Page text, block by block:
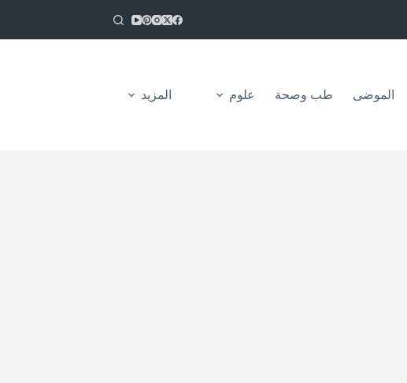
الموضى طب وصحة علوم المزيد